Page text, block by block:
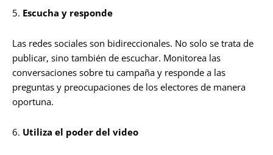
5. Escucha y responde
Las redes sociales son bidireccionales. No solo se trata de
publicar, sino también de escuchar. Monitorea las
conversaciones sobre tu campaña y responde a las
preguntas y preocupaciones de los electores de manera
oportuna.
6. Utiliza el poder del video